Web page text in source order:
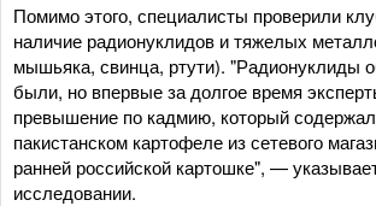
Помимо этого, специалисты проверили
наличие радионуклидов и тяжелых
мышьяка, свинца, ртути). "Радионуклиды
были, но впервые за долгое время
превышение по кадмию, который
пакистанском картофеле из сетевого
ранней российской картошке", —
исследовании.